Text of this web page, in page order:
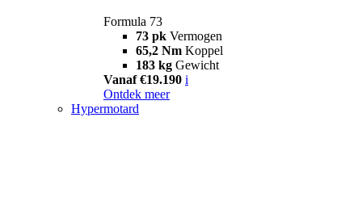
Formula 73
73 pk Vermogen
65,2 Nm Koppel
183 kg Gewicht
Vanaf €19.190 i
Ontdek meer
Hypermotard